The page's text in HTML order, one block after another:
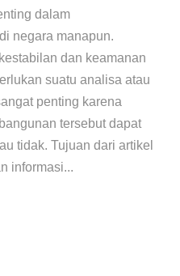
dalam
negara manapun.
dan keamanan
suatu analisa atau
penting karena
tersebut dapat
tidak. Tujuan dari artikel
informasi...